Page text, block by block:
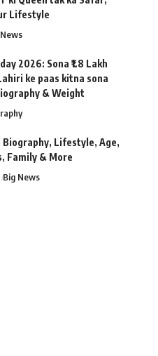
Lifestyle
2026: Sona ₹1.8 Lakh
ke paas kitna sona
& Weight
Biography, Lifestyle, Age,
Family & More
Big News